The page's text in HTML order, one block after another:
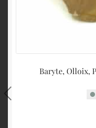
Baryte, Olloix,